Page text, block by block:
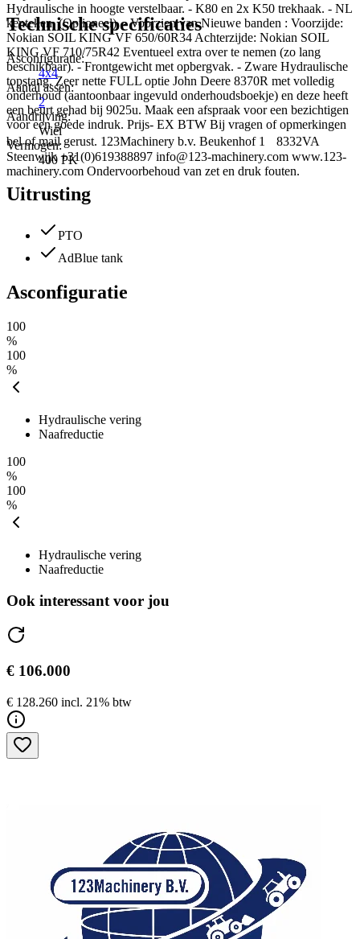
Hydraulische in hoogte verstelbaar. - K80 en 2x K50 trekhaak. - NL
kenteken. (Optioneel). - Voorzien van Nieuwe banden : Voorzijde:
Nokian SOIL KING VF 650/60R34 Achterzijde: Nokian SOIL
KING VF 710/75R42 Eventueel extra over te nemen (zo lang
beschikbaar). - Frontgewicht met opbergvak. - Zware Hydraulische
topstang. Zeer nette FULL optie John Deere 8370R met volledig
onderhoud (aantoonbaar ingevuld onderhoudsboekje) en deze heeft
een beurt gehad bij 9025u. Maak een afspraak voor een bezichtigen
voor een goede indruk. Prijs- EX BTW Bij vragen of opmerkingen
bel of mail gerust. 123Machinery b.v. Beukenhof 1 8332VA
Steenwijk +31(0)619388897 info@123-machinery.com www.123-
machinery.com Ondervoorbehoud van zet en druk fouten.
Technische specificaties
Asconfiguratie:
4x4
Aantal assen:
2
Aandrijving:
Wiel
Vermogen:
400 PK
Uitrusting
PTO
AdBlue tank
Asconfiguratie
100
%
100
%
Hydraulische vering
Naafreductie
100
%
100
%
Hydraulische vering
Naafreductie
Ook interessant voor jou
€ 106.000
€ 128.260 incl. 21% btw